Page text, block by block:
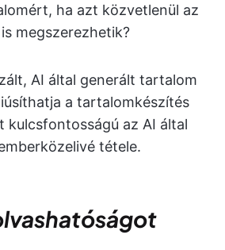
ha azt közvetlenül az
megszerezhetik?
AI által generált tartalom
a tartalomkészítés
kulcsfontosságú az AI által
tétele.